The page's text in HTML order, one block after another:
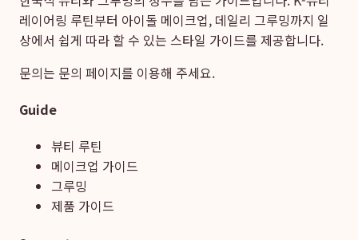
레이어링 루틴부터 아이돌 메이크업, 데일리 그루밍까지 일
상에서 쉽게 따라 할 수 있는 스타일 가이드를 제공합니다.
문의는 문의 페이지를 이용해 주세요.
Guide
뷰티 루틴
메이크업 가이드
그루밍
제품 가이드